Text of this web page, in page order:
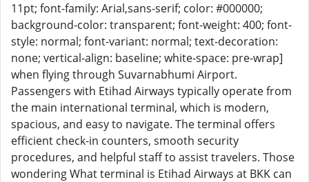
11pt; font-family: Arial,sans-serif; color: #000000;
background-color: transparent; font-weight: 400; font-
style: normal; font-variant: normal; text-decoration:
none; vertical-align: baseline; white-space: pre-wrap]
when flying through Suvarnabhumi Airport.
Passengers with Etihad Airways typically operate from
the main international terminal, which is modern,
spacious, and easy to navigate. The terminal offers
efficient check-in counters, smooth security
procedures, and helpful staff to assist travelers. Those
wondering What terminal is Etihad Airways at BKK can